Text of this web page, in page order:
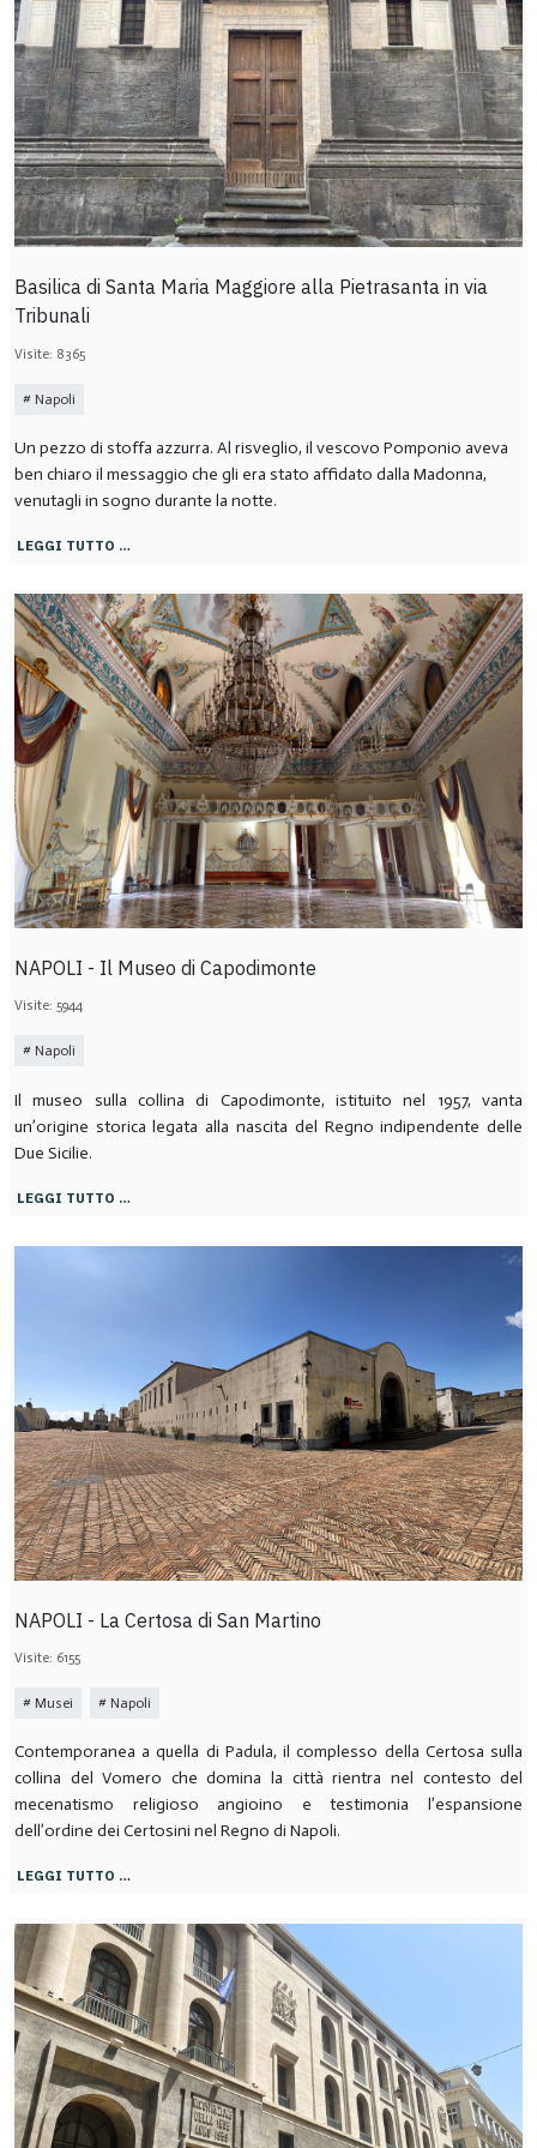
Basilica di Santa Maria Maggiore alla Pietrasanta in via
Tribunali
Visite: 8365
Napoli
Un pezzo di stoffa azzurra. Al risveglio, il vescovo Pomponio aveva
ben chiaro il messaggio che gli era stato affidato dalla Madonna,
venutagli in sogno durante la notte.
LEGGI TUTTO …
NAPOLI - Il Museo di Capodimonte
Visite: 5944
Napoli
Il museo sulla collina di Capodimonte, istituito nel 1957, vanta
un’origine storica legata alla nascita del Regno indipendente delle
Due Sicilie.
LEGGI TUTTO …
NAPOLI - La Certosa di San Martino
Visite: 6155
Musei Napoli
Contemporanea a quella di Padula, il complesso della Certosa sulla
collina del Vomero che domina la città rientra nel contesto del
mecenatismo religioso angioino e testimonia l’espansione
dell’ordine dei Certosini nel Regno di Napoli.
LEGGI TUTTO …